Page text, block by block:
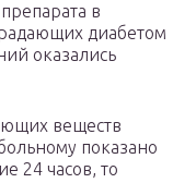
в
диабетом
оказались
веществ
показано
24 часов, то